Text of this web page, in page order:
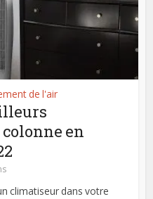
de l'air
en
climatiseur dans votre